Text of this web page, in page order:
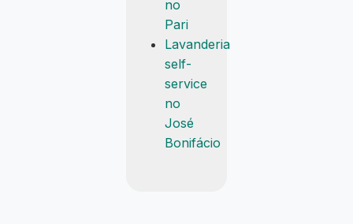
no
Pari
Lavanderia
self-
service
no
José
Bonifácio